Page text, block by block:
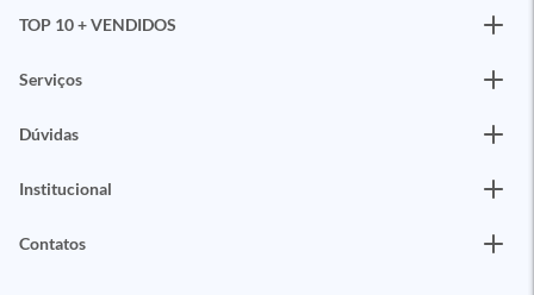
TOP 10 + VENDIDOS
Serviços
Dúvidas
Institucional
Contatos